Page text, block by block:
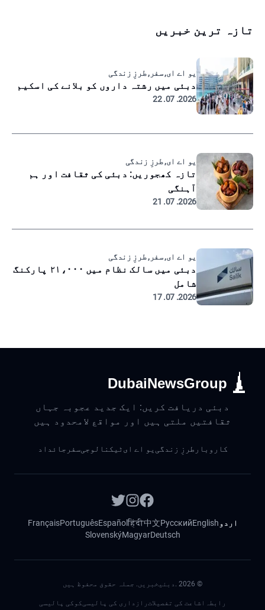
تازہ ترین خبریں
یو اے ای, سفر, طرزِ زندگی
دبئی میں رشتہ داروں کو بلانے کی اسکیم
2026. 07. 22
یو اے ای, طرزِ زندگی
تازہ کھجوریں: دبئی کی ثقافت اور ہم
آہنگی
2026. 07. 21
یو اے ای, سفر, طرزِ زندگی
دبئی میں سالک نظام میں ۲۱،۰۰۰ پارکنگ
شامل
2026. 07. 17
DubaiNewsGroup
دبئی دریافت کریں: ایک جدید عجوبہ جہاں
ثقافتیں ملتی ہیں اور مواقع لامحدود ہیں
کاروبار طرزِ زندگی یو اے ایٹیکنالوجیسفر جائداد
اردو English
Русский
中文
हिंदी
Español
Português
Français
Deutsch
Magyar
Slovenský
©
2026 .دبئیخبریں. جملہ حقوق محفوظ ہیں
رابطہ اشاعت کی تفصیلاترازداری کی پالیسیکوکی پالیسی